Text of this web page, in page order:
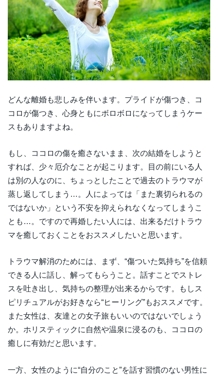
どんな離婚も悲しみを伴います。プライドが傷つき、コ
コロが傷つき、心身ともにボロボロになってしまうケー
スもありますよね。
もし、ココロの傷を癒さないまま、次の結婚をしようと
すれば、少々厄介なことが起こります。目の前にいる人
は別の人なのに、ちょっとしたことで過去のトラウマが
蒸し返してしまう…。人によっては「また裏切られるの
ではないか」という不安を抑えられなくなってしまうこ
とも…。ですので再婚したい人には、出来るだけトラウ
マを癒しておくことをおススメしたいと思います。
トラウマ解消のためには、まず、“傷ついた気持ち”を信頼
できる人に話し、解ってもらうこと。話すことでストレ
スを吐き出し、気持ちの整理が出来るからです。もしス
ピリチュアルがお好きなら“ヒーリング”もおススメです。
また女性は、友達との女子旅もいいのではないでしょう
か。ホリスティックに自然や温泉に浸るのも、ココロの
癒しに有効だと思います。
一方、女性のように“自分のこと”を話す習慣のない男性に